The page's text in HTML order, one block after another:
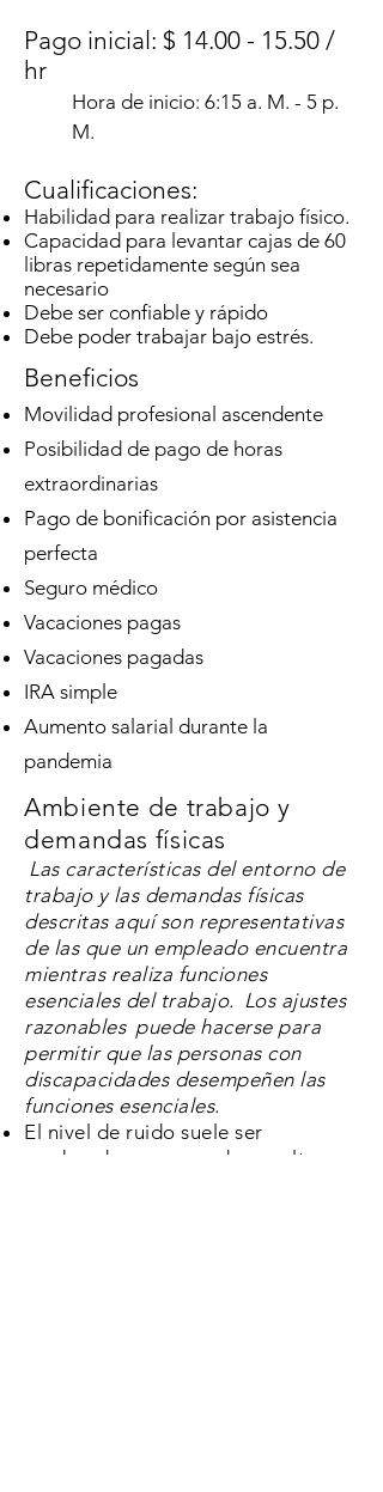
Pago inicial: $ 14.00 - 15.50 /
hr
Hora de inicio: 6:15 a. M. - 5 p.
M.
Cualificaciones:
Habilidad para realizar trabajo físico.
Capacidad para levantar cajas de 60
libras repetidamente según sea
necesario
Debe ser confiable y rápido
Debe poder trabajar bajo estrés.
Beneficios
Movilidad profesional ascendente
Posibilidad de pago de horas
extraordinarias
Pago de bonificación por asistencia
perfecta
Seguro médico
Vacaciones pagas
Vacaciones pagadas
IRA simple
Aumento salarial durante la
pandemia
Ambiente de trabajo y
demandas físicas
Las características del entorno de
trabajo y las demandas físicas
descritas aquí son representativas
de las que un empleado encuentra
mientras realiza funciones
esenciales del trabajo. Los ajustes
razonables puede hacerse para
permitir que las personas con
discapacidades desempeñen las
funciones esenciales.
El nivel de ruido suele ser
moderado, pero puede ser alto en